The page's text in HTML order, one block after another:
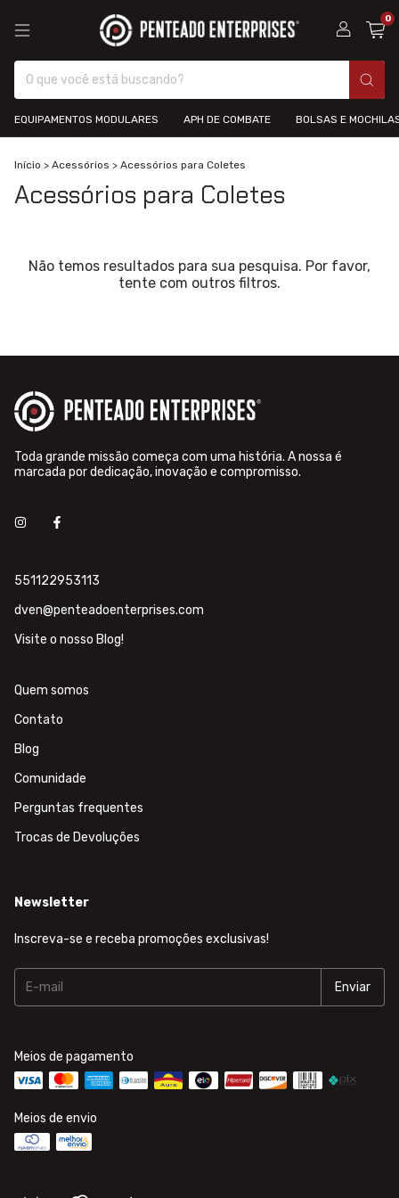
0
EQUIPAMENTOS MODULARES APH DE COMBATE BOLSAS E
Início > Acessórios > Acessórios para Coletes
Acessórios para Coletes
Não temos resultados para sua pesquisa. Por favor,
tente com outros filtros.
Toda grande missão começa com uma história. A nossa é
marcada por dedicação, inovação e compromisso.
551122953113
dven@penteadoenterprises.com
Visite o nosso Blog!
Quem somos
Contato
Blog
Comunidade
Perguntas frequentes
Trocas de Devoluções
Newsletter
Inscreva-se e receba promoções exclusivas!
Meios de pagamento
Meios de envio